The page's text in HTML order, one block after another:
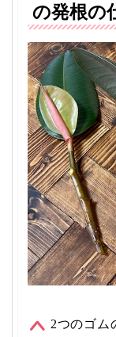
の発根の
2つのゴム